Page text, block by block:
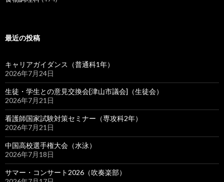
最近の投稿
キャリアガイダンス（普通科1年）
2026年7月24日
生徒・学生との意見交換会[津山市議会]（生徒会）
2026年7月21日
看護師国家試験対策セミナー（専攻科2年）
2026年7月21日
中国高校選手権大会（水泳）
2026年7月18日
サマー・コンサート2026（吹奏楽部）